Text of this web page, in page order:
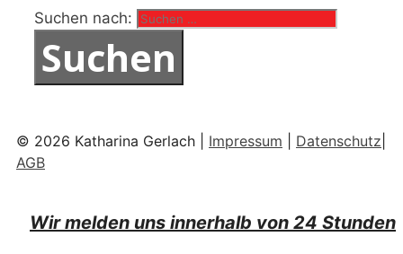
Suchen nach:
© 2026 Katharina Gerlach | Impressum Datenschutz
AGB
Wir melden uns innerhalb von 24 Stunden